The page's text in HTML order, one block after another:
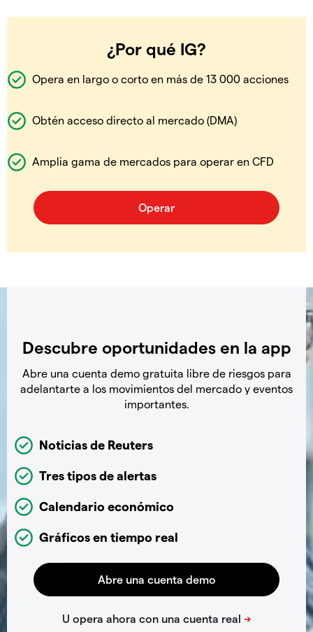
¿Por qué IG?
Opera en largo o corto en más de 13 000 acciones
Obtén acceso directo al mercado (DMA)
Amplia gama de mercados para operar en CFD
Descubre oportunidades en la app
Abre una cuenta demo gratuita libre de riesgos para
adelantarte a los movimientos del mercado y eventos
importantes.
Noticias de Reuters
Tres tipos de alertas
Calendario económico
Gráficos en tiempo real